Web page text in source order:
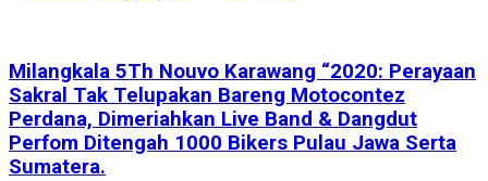
Milangkala 5Th Nouvo Karawang “2020: Perayaan
Sakral Tak Telupakan Bareng Motocontez
Perdana, Dimeriahkan Live Band & Dangdut
Perfom Ditengah 1000 Bikers Pulau Jawa Serta
Sumatera.